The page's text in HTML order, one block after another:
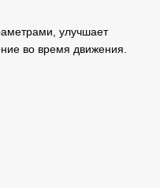
улучшает
во время движения.